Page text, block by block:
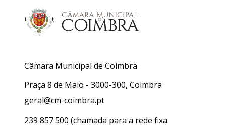
Câmara Municipal de Coimbra
Praça 8 de Maio - 3000-300, Coimbra
geral@cm-coimbra.pt
239 857 500 (chamada para a rede fixa